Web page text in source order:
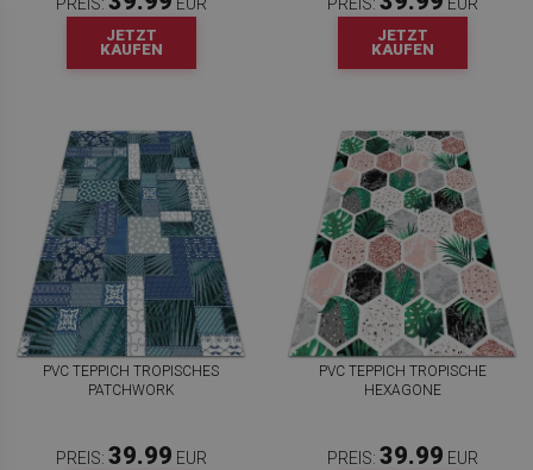
JETZT
KAUFEN
JETZT
KAUFEN
PVC TEPPICH TROPISCHES
PATCHWORK
PREIS: 39.99 EUR
PVC TEPPICH TROPISCHE
HEXAGONE
PREIS: 39.99 EUR